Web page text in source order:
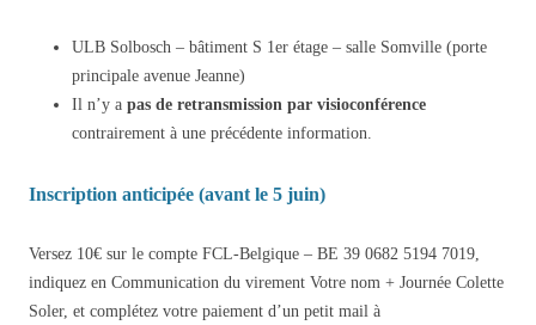
ULB Solbosch – bâtiment S 1er étage – salle Somville (porte
principale avenue Jeanne)
Il n’y a pas de retransmission par visioconférence
contrairement à une précédente information.
Inscription anticipée (avant le 5 juin)
Versez 10€ sur le compte FCL-Belgique – BE 39 0682 5194 7019,
indiquez en Communication du virement Votre nom + Journée Colette
Soler, et complétez votre paiement d’un petit mail à